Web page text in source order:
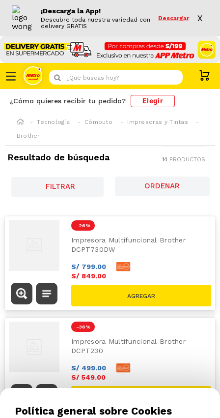
¡Descarga la App!
Descubre toda nuestra variedad con
delivery GRATIS
Descargar X
¿Que buscas hoy?
¿Cómo quieres recibir tu pedido? Elegir
Tecnología Cómputo
Impresoras y Tintas
Brother
Resultado de búsqueda 14 PRODUCTOS
FILTRAR
-26 %
Impresora Multifuncional Brother
DCPT730DW
S/ 799.00
S/ 849.00
S/1149.00
-36 %
Impresora Multifuncional Brother
DCPT230
S/ 499.00
S/ 549.00
S/859.00
Política general sobre Cookies